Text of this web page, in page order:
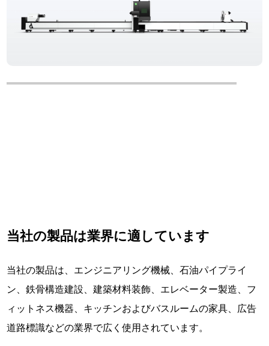
当社の製品は業界に適しています
当社の製品は、エンジニアリング機械、石油パイプライ
ン、鉄骨構造建設、建築材料装飾、エレベーター製造、フ
ィットネス機器、キッチンおよびバスルームの家具、広告
道路標識などの業界で広く使用されています。